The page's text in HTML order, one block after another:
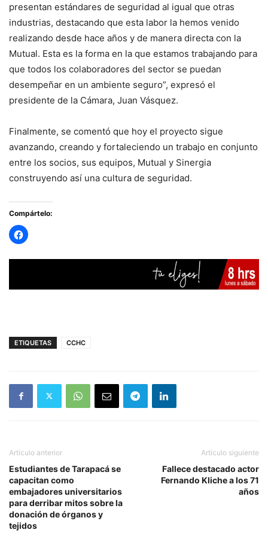
presentan estándares de seguridad al igual que otras
industrias, destacando que esta labor la hemos venido
realizando desde hace años y de manera directa con la
Mutual. Esta es la forma en la que estamos trabajando para
que todos los colaboradores del sector se puedan
desempeñar en un ambiente seguro”, expresó el
presidente de la Cámara, Juan Vásquez.
Finalmente, se comentó que hoy el proyecto sigue
avanzando, creando y fortaleciendo un trabajo en conjunto
entre los socios, sus equipos, Mutual y Sinergia
construyendo así una cultura de seguridad.
Compártelo:
ETIQUETAS CCHC
Artículo anterior
Estudiantes de Tarapacá se
capacitan como
embajadores universitarios
para derribar mitos sobre la
donación de órganos y
tejidos
Artículo siguiente
Fallece destacado actor
Fernando Kliche a los 71
años